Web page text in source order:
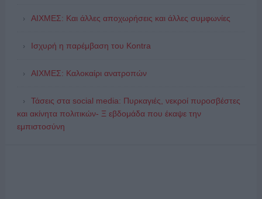
ΑΙΧΜΕΣ: Και άλλες αποχωρήσεις και άλλες συμφωνίες
Ισχυρή η παρέμβαση του Kontra
ΑΙΧΜΕΣ: Καλοκαίρι ανατροπών
Τάσεις στα social media: Πυρκαγιές, νεκροί πυροσβέστες
και ακίνητα πολιτικών- Ξ εβδομάδα που έκαψε την
εμπιστοσύνη